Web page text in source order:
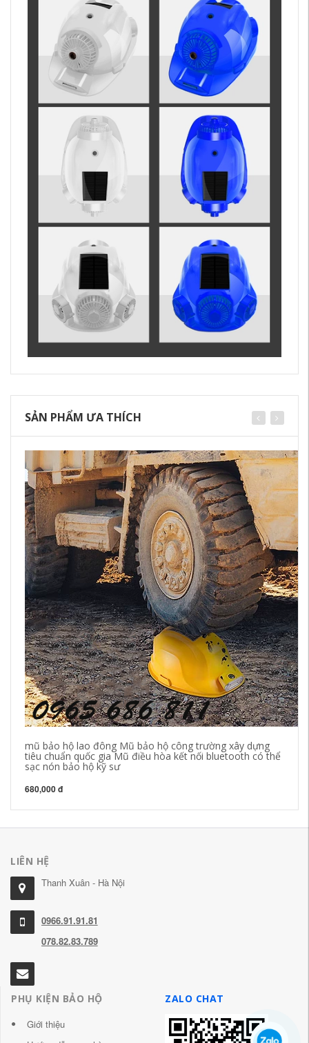
SẢN PHẨM ƯA THÍCH
mũ bảo hộ lao đông Mũ bảo hộ công trường xây dựng
tiêu chuẩn quốc gia Mũ điều hòa kết nối bluetooth có thể
sạc nón bảo hộ kỹ sư
680,000 đ
LIÊN HỆ
Thanh Xuân - Hà Nội
0966.91.91.81
078.82.83.789
PHỤ KIỆN BẢO HỘ
Giới thiệu
ZALO CHAT